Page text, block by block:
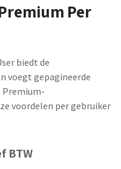
Per
biedt de
voegt gepagineerde
Premium-
voordelen per gebruiker
BTW